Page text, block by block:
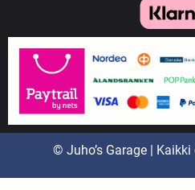
© Juho’s Garage |